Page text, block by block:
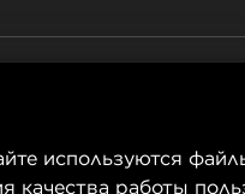
используются
качества работы